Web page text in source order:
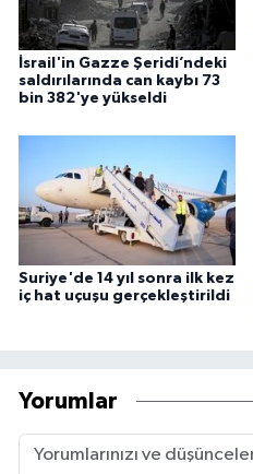
İsrail'in Gazze Şeridi’ndeki
saldırılarında can kaybı 73
bin 382'ye yükseldi
Suriye'de 14 yıl sonra ilk kez
iç hat uçuşu gerçekleştirildi
Yorumlar